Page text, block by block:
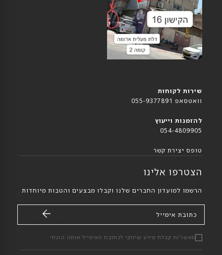
שירות לקוחות
וואטסאפ 055-9377891
להזמנות וייעוץ
054-4809905
טופס יצירת קשר
הצטרפו אלינו
הרשמו למועדון החברים שלנו וקבלו מבצעים והטבות מיוחדות
כתובת אימייל
מאשר/ת קבלת מידע שיווקי לכתובת האימייל אותה הזנתי